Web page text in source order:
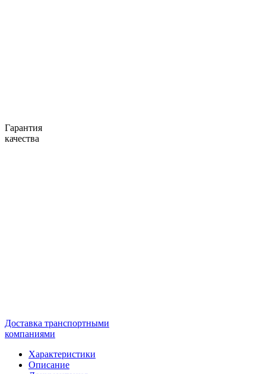
Гарантия
качества
Доставка транспортными
компаниями
Характеристики
Описание